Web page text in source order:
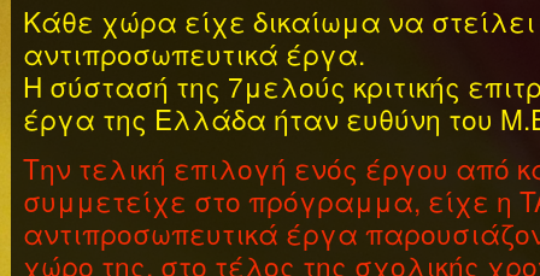
Κάθε χώρα είχε δικαίωμα να στείλει
αντιπροσωπευτικά έργα.
Η σύστασή της 7μελούς κριτικής
έργα της Ελλάδα ήταν ευθύνη του
Την τελική επιλογή ενός έργου από
συμμετείχε στο πρόγραμμα, είχε η
αντιπροσωπευτικά έργα
χώρο της, στο τέλος της σχολικής